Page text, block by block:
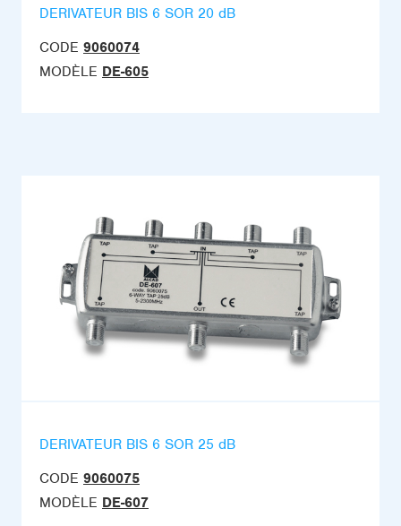
DERIVATEUR BIS 6 SOR 20 dB
CODE 9060074
MODÈLE DE-605
DERIVATEUR BIS 6 SOR 25 dB
CODE 9060075
MODÈLE DE-607